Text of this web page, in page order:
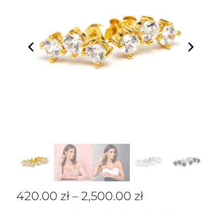
420.00 zł – 2,500.00 zł